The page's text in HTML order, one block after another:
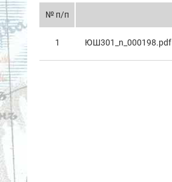
№ п/п
1 ЮШ301_n_000198.pdf